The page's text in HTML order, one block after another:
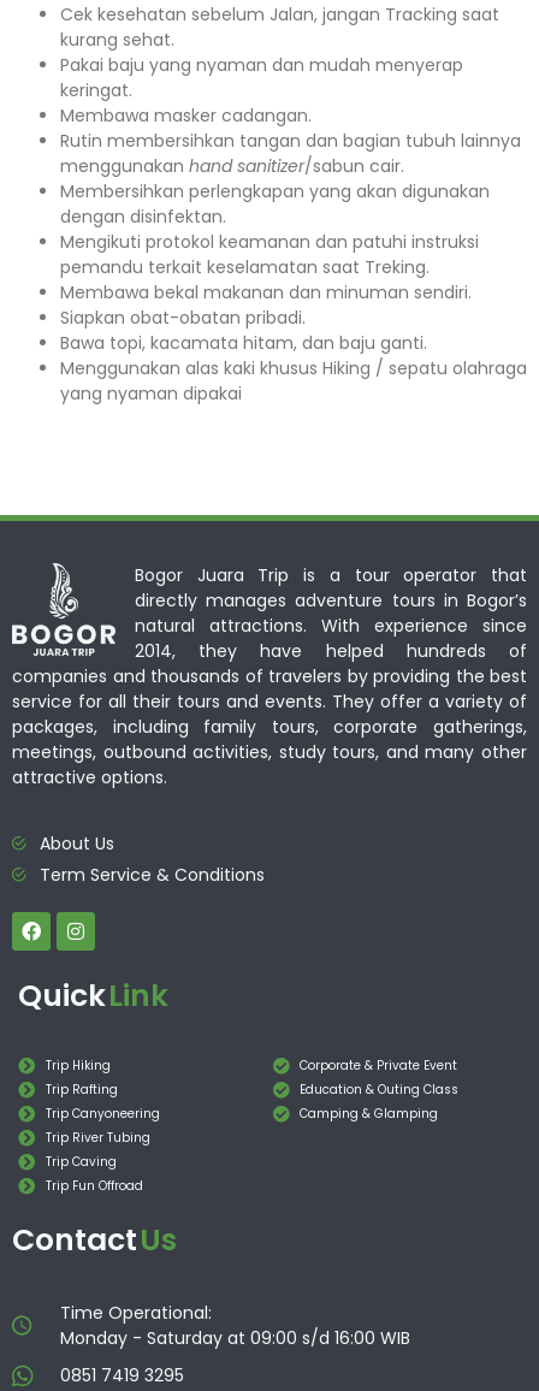
Cek kesehatan sebelum Jalan, jangan Tracking saat
kurang sehat.
Pakai baju yang nyaman dan mudah menyerap
keringat.
Membawa masker cadangan.
Rutin membersihkan tangan dan bagian tubuh lainnya
menggunakan hand sanitizer/sabun cair.
Membersihkan perlengkapan yang akan digunakan
dengan disinfektan.
Mengikuti protokol keamanan dan patuhi instruksi
pemandu terkait keselamatan saat Treking.
Membawa bekal makanan dan minuman sendiri.
Siapkan obat-obatan pribadi.
Bawa topi, kacamata hitam, dan baju ganti.
Menggunakan alas kaki khusus Hiking / sepatu olahraga
yang nyaman dipakai
Bogor Juara Trip is a tour operator that
directly manages adventure tours in Bogor’s
natural attractions. With experience since
2014, they have helped hundreds of
companies and thousands of travelers by providing the best
service for all their tours and events. They offer a variety of
packages, including family tours, corporate gatherings,
meetings, outbound activities, study tours, and many other
attractive options.
About Us
Term Service & Conditions
QuickLink
Trip Hiking
Trip Rafting
Trip Canyoneering
Trip River Tubing
Trip Caving
Trip Fun Offroad
Corporate & Private Event
Education & Outing Class
Camping & Glamping
ContactUs
Time Operational:
Monday - Saturday at 09:00 s/d 16:00 WIB
0851 7419 3295